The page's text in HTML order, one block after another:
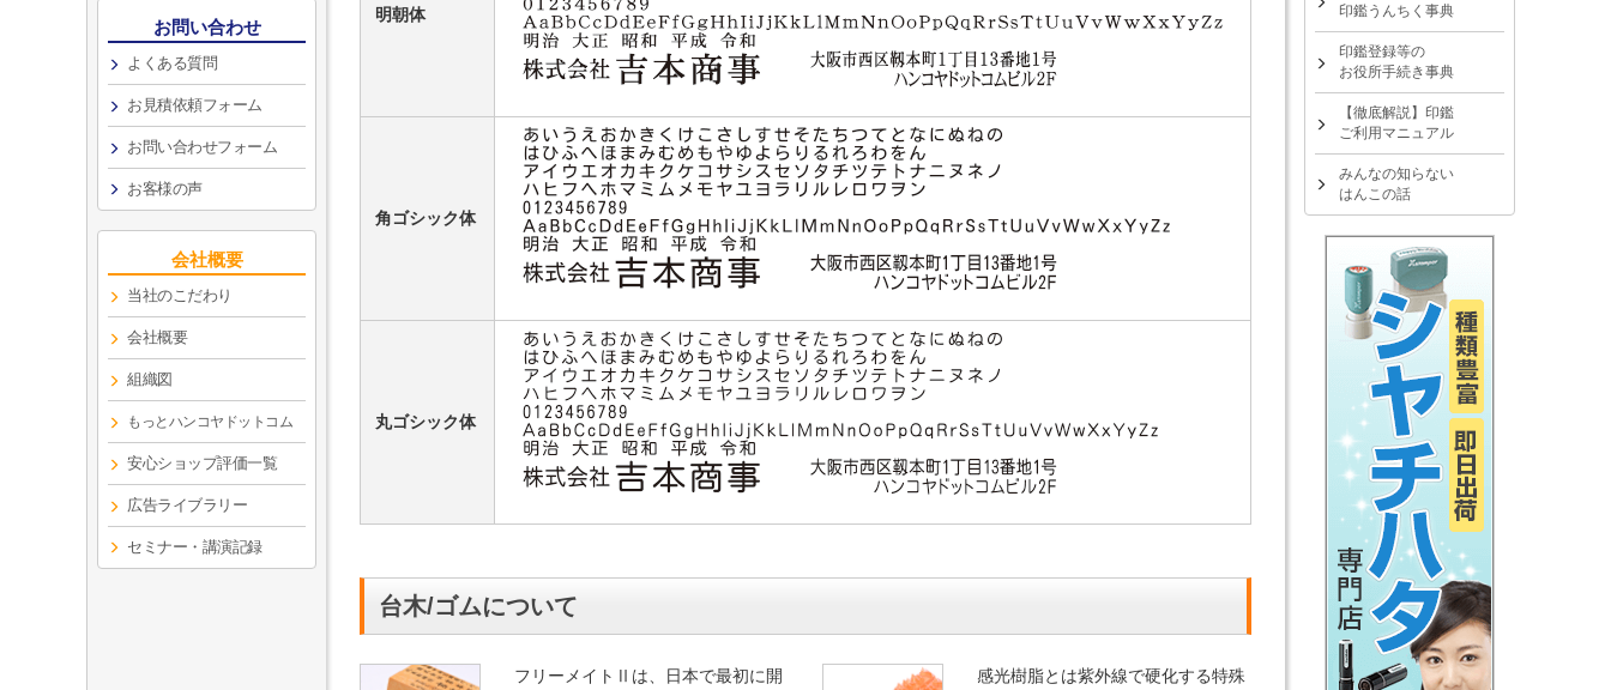
明朝体
角ゴシック体
丸ゴシック体
台木/ゴムについて
フリーメイトⅡは、日本で最初に開
感光樹脂とは紫外線で硬化する特殊
お問い合わせ
よくある質問
お見積依頼フォーム
お問い合わせフォーム
お客様の声
会社概要
当社のこだわり
会社概要
組織図
もっとハンコヤドットコム
安心ショップ評価一覧
広告ライブラリー
セミナー・講演記録
印鑑うんちく事典
印鑑登録等の
お役所手続き事典
【徹底解説】印鑑
ご利用マニュアル
みんなの知らない
はんこの話